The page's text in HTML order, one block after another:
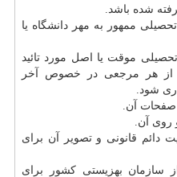
موقت یا اصل مورد تائید
از هر مرجعی در خصوص آخر
شود.
دائم قانونی و تصویر آن برای
سازمان بهزیستی كشور برای